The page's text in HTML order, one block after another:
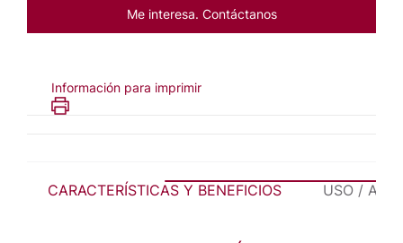
Me interesa. Contáctanos
Información para imprimir
CARACTERÍSTICAS Y BENEFICIOS USO /